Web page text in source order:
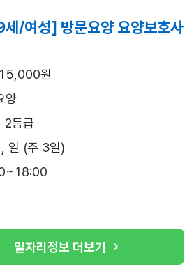
/여성] 방문요양 요양보호사
원
양
2등급
일 (주 3일)
일자리정보 더보기